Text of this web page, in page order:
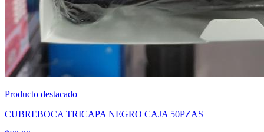
Producto destacado
CUBREBOCA TRICAPA NEGRO CAJA 50PZAS